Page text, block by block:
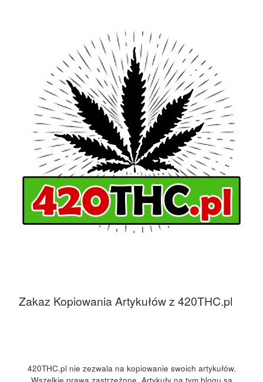
Zakaz Kopiowania Artykułów z 420THC.pl
420THC.pl nie zezwala na kopiowanie swoich artykułów.